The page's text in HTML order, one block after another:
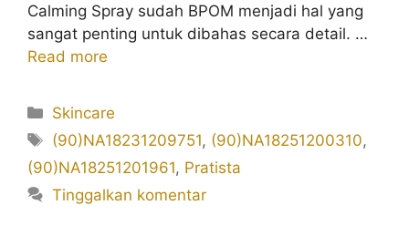
Calming Spray sudah BPOM menjadi hal yang
sangat penting untuk dibahas secara detail. …
Read more
Kategori
Skincare
Tag
(90)NA18231209751, (90)NA18251200310,
(90)NA18251201961, Pratista
Tinggalkan komentar